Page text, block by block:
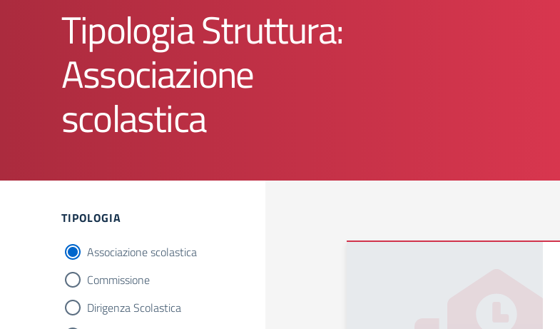
Tipologia Struttura:
Associazione
scolastica
TIPOLOGIA
Associazione scolastica
Commissione
Dirigenza Scolastica